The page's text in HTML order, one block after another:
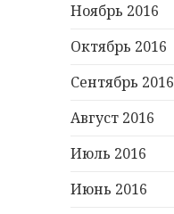
Ноябрь 2016
Октябрь 2016
Сентябрь 2016
Август 2016
Июль 2016
Июнь 2016